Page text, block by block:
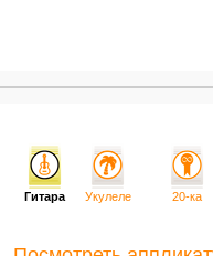
Гитара Укулеле 20-ка